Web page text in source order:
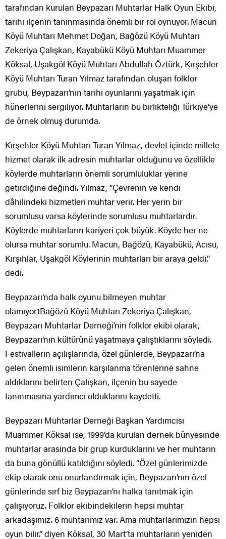
tarafından kurulan Beypazarı Muhtarlar Halk Oyun Ekibi,
tarihi ilçenin tanınmasında önemli bir rol oynuyor. Macun
Köyü Muhtarı Mehmet Doğan, Bağözü Köyü Muhtarı
Zekeriya Çalışkan, Kayabükü Köyü Muhtarı Muammer
Köksal, Uşakgöl Köyü Muhtarı Abdullah Öztürk, Kırşehler
Köyü Muhtarı Turan Yılmaz tarafından oluşan folklor
grubu, Beypazarı’nın tarihi oyunlarını yaşatmak için
hünerlerini sergiliyor. Muhtarların bu birlikteliği Türkiye’ye
de örnek olmuş durumda.
Kırşehler Köyü Muhtarı Turan Yılmaz, devlet içinde millete
hizmet olarak ilk adresin muhtarlar olduğunu ve özellikle
köylerde muhtarların önemli sorumluluklar yerine
getirdiğine değindi. Yılmaz, “Çevrenin ve kendi
dâhilindeki hizmetleri muhtar verir. Her yerin bir
sorumlusu varsa köylerinde sorumlusu muhtarlardır.
Köylerde muhtarların kariyeri çok büyük. Köyde her ne
olursa muhtar sorumlu. Macun, Bağözü, Kayabükü, Acısu,
Kırşıhlar, Uşakgöl Köylerinin muhtarları bir araya geldi.”
dedi.
Beypazarı’nda halk oyunu bilmeyen muhtar
olamıyor1Bağözü Köyü Muhtarı Zekeriya Çalışkan,
Beypazarı Muhtarlar Derneği’nin folklor ekibi olarak,
Beypazarı’nın kültürünü yaşatmaya çalıştıklarını söyledi.
Festivallerin açılışlarında, özel günlerde, Beypazarı’na
gelen önemli isimlerin karşılanma törenlerine sahne
aldıklarını belirten Çalışkan, ilçenin bu sayede
tanınmasına yardımcı olduklarını kaydetti.
Beypazarı Muhtarlar Derneği Başkan Yardımcısı
Muammer Köksal ise, 1999’da kurulan dernek bünyesinde
muhtarlar arasında bir grup kurduklarını ve her muhtarın
da buna gönüllü katıldığını söyledi. “Özel günlerimizde
ekip olarak onu onurlandırmak için, Beypazarı’nın özel
günlerinde sırf biz Beypazarı’nı halka tanıtmak için
çalışıyoruz. Folklor ekibindekilerin hepsi muhtar
arkadaşımız. 6 muhtarımız var. Ama muhtarlarımızın hepsi
oyun bilir.” diyen Köksal, 30 Mart’ta muhtarların yeniden